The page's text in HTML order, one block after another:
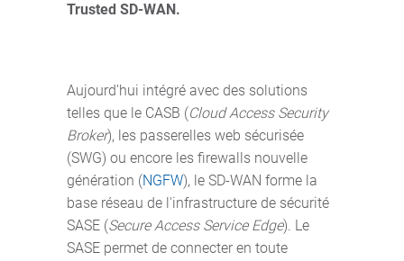
Trusted SD-WAN.
Aujourd’hui intégré avec des solutions
telles que le CASB (Cloud Access Security
Broker), les passerelles web sécurisée
(SWG) ou encore les firewalls nouvelle
génération (NGFW), le SD-WAN forme la
base réseau de l'infrastructure de sécurité
SASE (Secure Access Service Edge). Le
SASE permet de connecter en toute